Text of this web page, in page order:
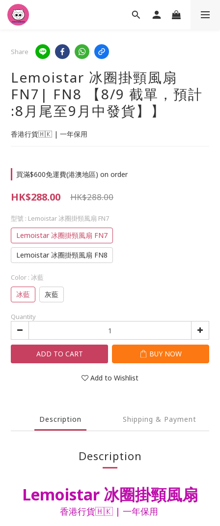
Share
Lemoistar 冰圈掛頸風扇
FN7| FN8 【8/9 截單，預計
:8月尾至9月中發貨】】
香港行貨🇭🇰 | 一年保用
買滿$600免運費(港澳地區) on order
HK$288.00 HK$288.00
型號 : Lemoistar 冰圈掛頸風扇 FN7
Lemoistar 冰圈掛頸風扇 FN7
Lemoistar 冰圈掛頸風扇 FN8
Color : 冰藍
冰藍 灰藍
Quantity
ADD TO CART BUY NOW
Add to Wishlist
Description Shipping & Payment
Description
Lemoistar 冰圈掛頸風扇
香港行貨🇭🇰 | 一年保用